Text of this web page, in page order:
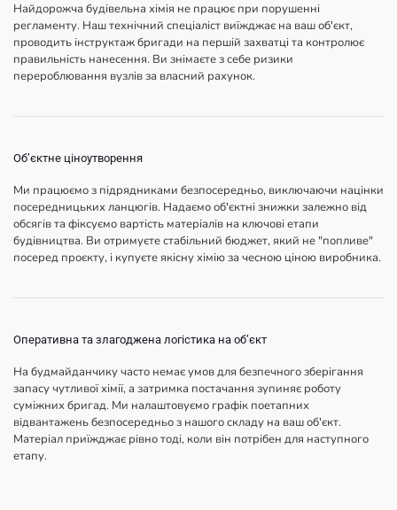
Найдорожча будівельна хімія не працює при порушенні
регламенту. Наш технічний спеціаліст виїжджає на ваш об'єкт,
проводить інструктаж бригади на першій захватці та контролює
правильність нанесення. Ви знімаєте з себе ризики
перероблювання вузлів за власний рахунок.
Обʼєктне ціноутворення
Ми працюємо з підрядниками безпосередньо, виключаючи націнки
посередницьких ланцюгів. Надаємо об'єктні знижки залежно від
обсягів та фіксуємо вартість матеріалів на ключові етапи
будівництва. Ви отримуєте стабільний бюджет, який не "попливе"
посеред проєкту, і купуєте якісну хімію за чесною ціною виробника.
Оперативна та злагоджена логістика на обʼєкт
На будмайданчику часто немає умов для безпечного зберігання
запасу чутливої хімії, а затримка постачання зупиняє роботу
суміжних бригад. Ми налаштовуємо графік поетапних
відвантажень безпосередньо з нашого складу на ваш об'єкт.
Матеріал приїжджає рівно тоді, коли він потрібен для наступного
етапу.